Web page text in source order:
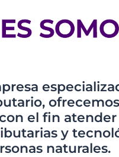
el fin
y
naturales.